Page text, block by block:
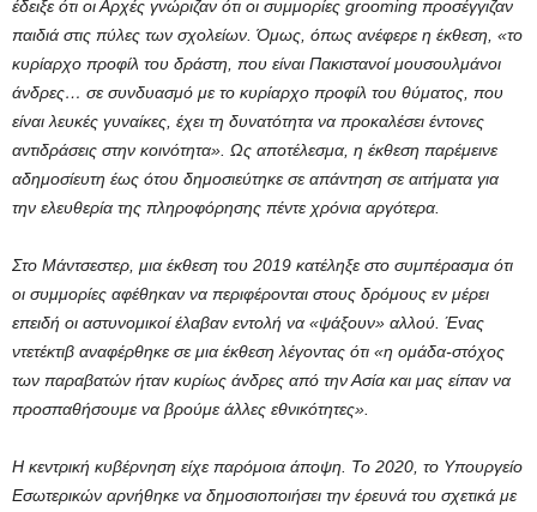
έδειξε ότι οι Αρχές γνώριζαν ότι οι συμμορίες grooming προσέγγιζαν
παιδιά στις πύλες των σχολείων. Όμως, όπως ανέφερε η έκθεση, «το
κυρίαρχο προφίλ του δράστη, που είναι Πακιστανοί μουσουλμάνοι
άνδρες… σε συνδυασμό με το κυρίαρχο προφίλ του θύματος, που
είναι λευκές γυναίκες, έχει τη δυνατότητα να προκαλέσει έντονες
αντιδράσεις στην κοινότητα». Ως αποτέλεσμα, η έκθεση παρέμεινε
αδημοσίευτη έως ότου δημοσιεύτηκε σε απάντηση σε αιτήματα για
την ελευθερία της πληροφόρησης πέντε χρόνια αργότερα.
Στο Μάντσεστερ, μια έκθεση του 2019 κατέληξε στο συμπέρασμα ότι
οι συμμορίες αφέθηκαν να περιφέρονται στους δρόμους εν μέρει
επειδή οι αστυνομικοί έλαβαν εντολή να «ψάξουν» αλλού. Ένας
ντετέκτιβ αναφέρθηκε σε μια έκθεση λέγοντας ότι «η ομάδα-στόχος
των παραβατών ήταν κυρίως άνδρες από την Ασία και μας είπαν να
προσπαθήσουμε να βρούμε άλλες εθνικότητες».
Η κεντρική κυβέρνηση είχε παρόμοια άποψη. Το 2020, το Υπουργείο
Εσωτερικών αρνήθηκε να δημοσιοποιήσει την έρευνά του σχετικά με